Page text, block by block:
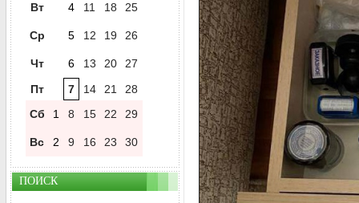
Вт 4 11 18 25
Ср 5 12 19 26
Чт 6 13 20
27
Пт
7 14 21
28
Сб
1 8 15 22 29
Вс 2 9 16 23 30
ПОИСК